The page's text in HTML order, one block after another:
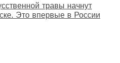
травы начнут
Это впервые в России